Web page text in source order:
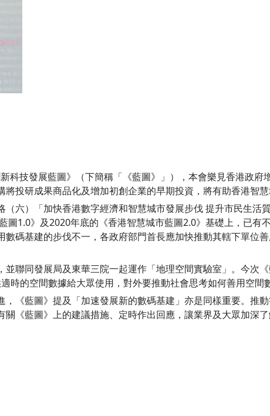
科技發展藍圖》（下簡稱「《藍圖》」），本會樂見香港政府
投研成果商品化及增加初創企業的早期投資，將有助香港智慧
（六）「加快香港數字經濟和智慧城市發展步伐 提升市民生活
1.0》及2020年底的《香港智慧城市藍圖2.0》基礎上，已有
碼基建的步伐不一，各政府部門首長應加快推動其轄下單位
聯同發展局及東華三院一起運作「地理空間實驗室」。今次
的空間數據給大眾使用，對外要推動社會思考如何善用空間
《藍圖》提及「加速發展新的數碼基建」亦是同樣重要。推
《藍圖》上的建議措施、定時作出回應，讓業界及大眾加深了